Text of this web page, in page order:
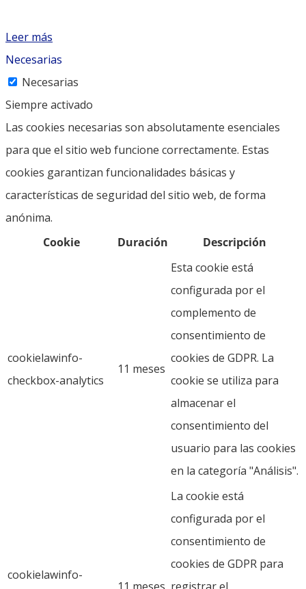
Leer más
Necesarias
Necesarias
Siempre activado
Las cookies necesarias son absolutamente esenciales
para que el sitio web funcione correctamente. Estas
cookies garantizan funcionalidades básicas y
características de seguridad del sitio web, de forma
anónima.
Cookie
Duración Descripción
cookielawinfo-
checkbox-analytics
11 meses
Esta cookie está
configurada por el
complemento de
consentimiento de
cookies de GDPR. La
cookie se utiliza para
almacenar el
consentimiento del
usuario para las cookies
en la categoría "Análisis".
cookielawinfo-
La cookie está
configurada por el
consentimiento de
cookies de GDPR para